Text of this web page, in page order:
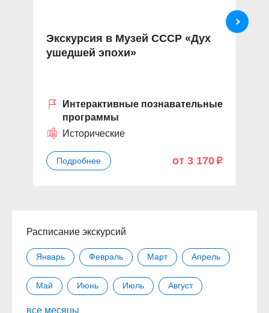
Экскурсия в Музей СССР «Дух
ушедшей эпохи»
Интерактивные познавательные
программы
Исторические
Подробнее от 3 170 p
Расписание экскурсий
Январь Февраль Март Апрель
Май Июнь Июль Август
все месяцы